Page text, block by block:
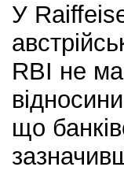
У
RBI не
що